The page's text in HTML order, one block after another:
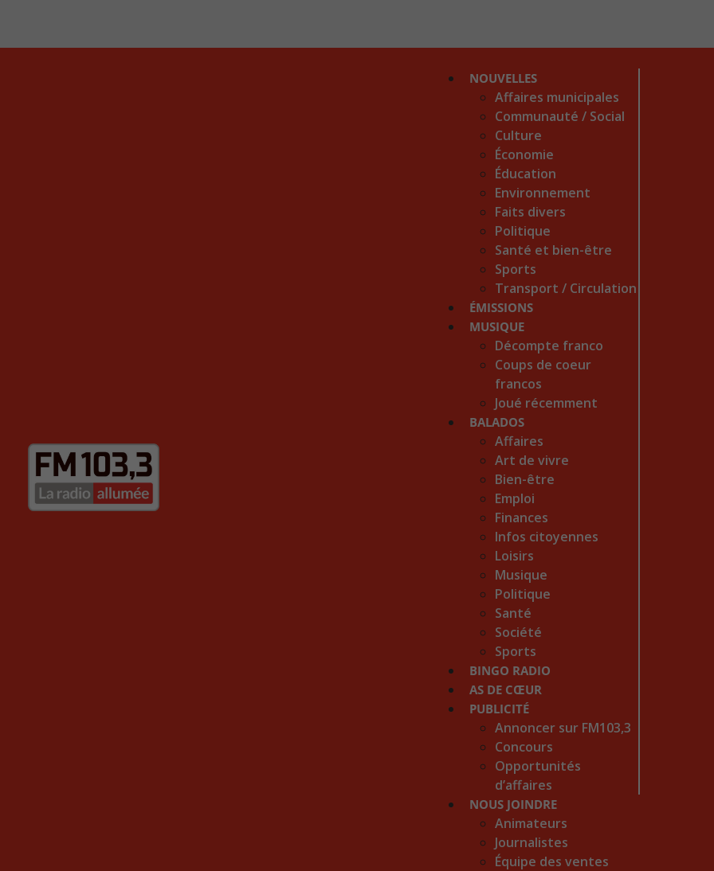
NOUVELLES
Affaires municipales
Communauté / Social
Culture
Économie
Éducation
Environnement
Faits divers
Politique
Santé et bien-être
Sports
Transport / Circulation
ÉMISSIONS
MUSIQUE
Décompte franco
Coups de coeur
francos
Joué récemment
BALADOS
Affaires
Art de vivre
Bien-être
Emploi
Finances
Infos citoyennes
Loisirs
Musique
Politique
Santé
Société
Sports
BINGO RADIO
AS DE CŒUR
PUBLICITÉ
Annoncer sur FM103,3
Concours
Opportunités
d’affaires
NOUS JOINDRE
Animateurs
Journalistes
Équipe des ventes